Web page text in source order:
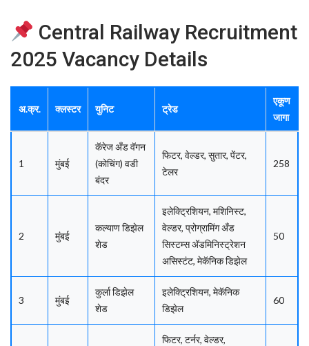
Central Railway Recruitment
2025 Vacancy Details
अ.क्र. क्लस्टर युनिट ट्रेड
एकूण
जागा
1 मुंबई
कॅरेज अँड वॅगन
(कोचिंग) वडी
बंदर
फिटर, वेल्डर, सुतार, पेंटर,
टेलर
258
2 मुंबई
कल्याण डिझेल
शेड
इलेक्ट्रिशियन, मशिनिस्ट,
वेल्डर, प्रोग्रामिंग अँड
सिस्टम्स अ‍ॅडमिनिस्ट्रेशन
असिस्टंट, मेकॅनिक डिझेल
50
3 मुंबई
कुर्ला डिझेल
शेड
इलेक्ट्रिशियन, मेकॅनिक
डिझेल
60
फिटर, टर्नर, वेल्डर,